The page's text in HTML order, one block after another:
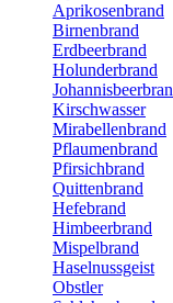
Aprikosenbrand
Birnenbrand
Erdbeerbrand
Holunderbrand
Kirschwasser
Mirabellenbrand
Pflaumenbrand
Pfirsichbrand
Quittenbrand
Hefebrand
Himbeerbrand
Mispelbrand
Haselnussgeist
Obstler